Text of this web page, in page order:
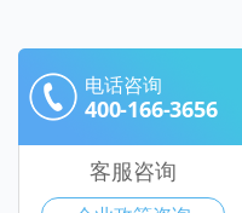
电话咨询
400-166-3656
客服咨询